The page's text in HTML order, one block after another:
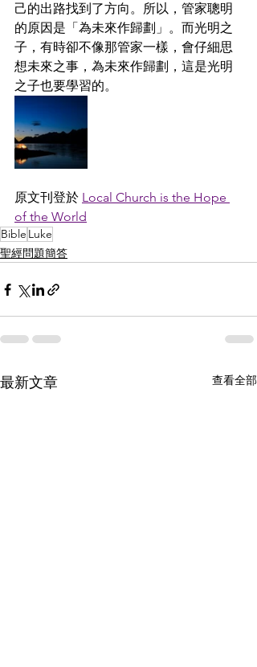
己的出路找到了方向。所以，管家聰明
的原因是「為未來作歸劃」。而光明之
子，有時卻不像那管家一樣，會仔細思
想未來之事，為未來作歸劃，這是光明
之子也要學習的。
原文刊登於 Local Church is the Hope
of the World
Bible Luke
聖經問題簡答
最新文章 查看全部